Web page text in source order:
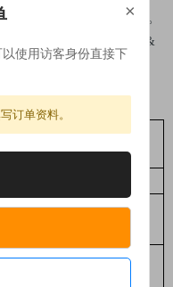
宿， 请您联系客服付费。
旗下品牌如Hampton Inn &
品牌如Fairfield Inn&
游提出并付款
×
使用访客身份直接下
订单资料。